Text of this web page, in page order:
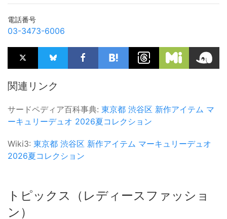
電話番号
03-3473-6006
関連リンク
サードペディア百科事典: 東京都 渋谷区 新作アイテム マ
ーキュリーデュオ 2026夏コレクション
Wiki3: 東京都 渋谷区 新作アイテム マーキュリーデュオ
2026夏コレクション
トピックス（レディースファッショ
ン）